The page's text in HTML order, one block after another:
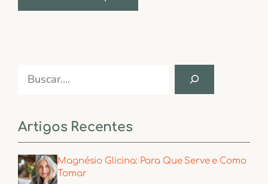
Search
Artigos Recentes
Magnésio Glicina: Para Que Serve e Como
Tomar